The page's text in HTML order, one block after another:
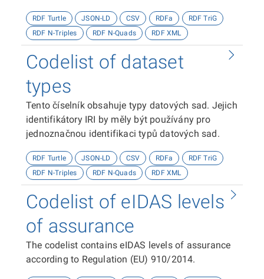
RDF Turtle JSON-LD CSV RDFa
RDF TriG
RDF N-Triples
RDF N-Quads RDF XML
Codelist of dataset
types
Tento číselník obsahuje typy datových sad. Jejich
identifikátory IRI by měly být používány pro
jednoznačnou identifikaci typů datových sad.
RDF Turtle JSON-LD CSV RDFa
RDF TriG
RDF N-Triples
RDF N-Quads RDF XML
Codelist of eIDAS levels
of assurance
The codelist contains eIDAS levels of assurance
according to Regulation (EU) 910/2014.